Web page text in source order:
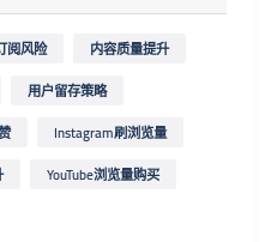
阅风险
内容质量提升
用户留存策略
Instagram刷浏览量
YouTube浏览量购买